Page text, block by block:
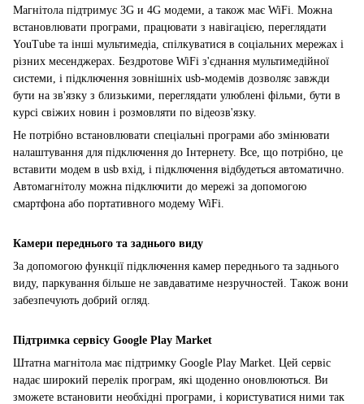
Магнітола підтримує 3G и 4G модеми, а також має WiFi. Можна
встановлювати програми, працювати з навігацією, переглядати
YouTube та інші мультимедіа, спілкуватися в соціальних мережах і
різних месенджерах. Бездротове WiFi з'єднання мультимедійної
системи, і підключення зовнішніх usb-модемів дозволяє завжди
бути на зв'язку з близькими, переглядати улюблені фільми, бути в
курсі свіжих новин і розмовляти по відеозв'язку.
Не потрібно встановлювати спеціальні програми або змінювати
налаштування для підключення до Інтернету. Все, що потрібно, це
вставити модем в usb вхід, і підключення відбудеться автоматично.
Автомагнітолу можна підключити до мережі за допомогою
смартфона або портативного модему WiFi.
Камери переднього та заднього виду
За допомогою функції підключення камер переднього та заднього
виду, паркування більше не завдаватиме незручностей. Також вони
забезпечують добрий огляд.
Підтримка сервісу Google Play Market
Штатна магнітола має підтримку Google Play Market. Цей сервіс
надає широкий перелік програм, які щоденно оновлюються. Ви
зможете встановити необхідні програми, і користуватися ними так